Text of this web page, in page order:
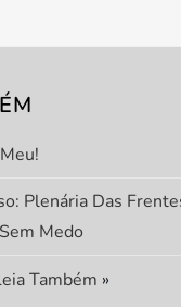
Plenária Das
Medo
Também »